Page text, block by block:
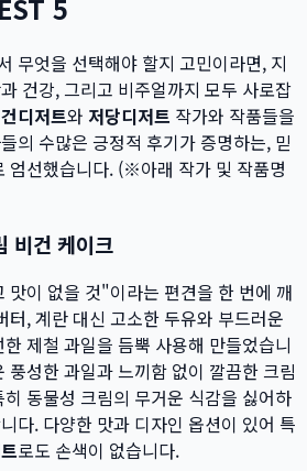
5
무엇을 선택해야 할지 고민이라면, 지
건강, 그리고 비주얼까지 모두 사로잡
디저트와 저당디저트 작가와 작품들을
의 수많은 긍정적 후기가 증명하는, 믿
엄선했습니다. (※아래 작가 및 작품명
비건 케이크
맛이 없을 것"이라는 편견을 한 번에 깨
터, 계란 대신 고소한 두유와 부드러운
제철 과일을 듬뿍 사용해 만들었습니
풍성한 과일과 느끼함 없이 깔끔한 크림
동물성 크림의 무거운 식감을 싫어하
다. 다양한 맛과 디자인 옵션이 있어 특
로도 손색이 없습니다.